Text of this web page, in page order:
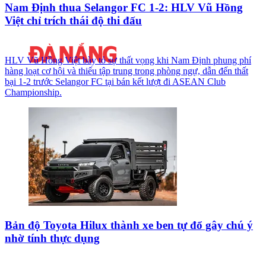
Nam Định thua Selangor FC 1-2: HLV Vũ Hồng
Việt chỉ trích thái độ thi đấu
HLV Vũ Hồng Việt bày tỏ sự thất vọng khi Nam Định phung phí
hàng loạt cơ hội và thiếu tập trung trong phòng ngự, dẫn đến thất
bại 1-2 trước Selangor FC tại bán kết lượt đi ASEAN Club
Championship.
Bản độ Toyota Hilux thành xe ben tự đổ gây chú ý
nhờ tính thực dụng